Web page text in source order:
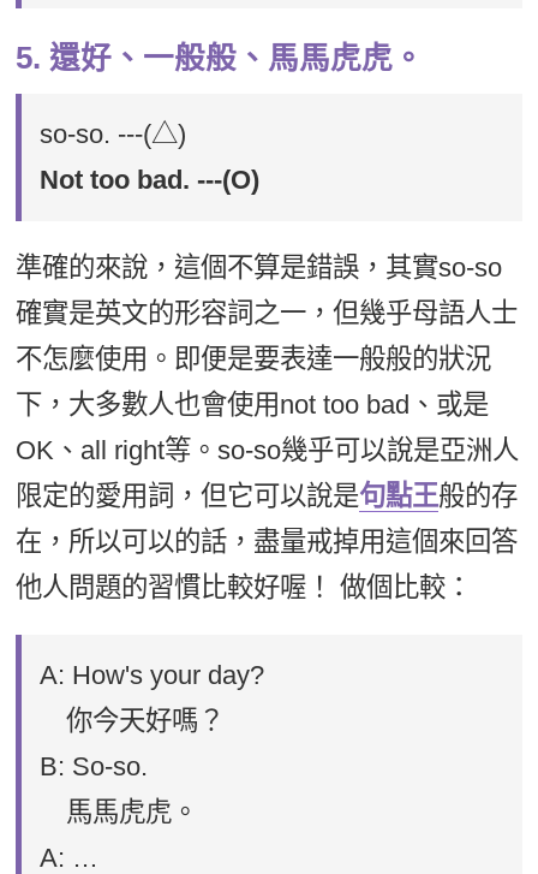
5. 還好、一般般、馬馬虎虎。
so-so. ---(△)
Not too bad. ---(O)
準確的來說，這個不算是錯誤，其實so-so
確實是英文的形容詞之一，但幾乎母語人士
不怎麼使用。即便是要表達一般般的狀況
下，大多數人也會使用not too bad、或是
OK、all right等。so-so幾乎可以說是亞洲人
限定的愛用詞，但它可以說是句點王般的存
在，所以可以的話，盡量戒掉用這個來回答
他人問題的習慣比較好喔！ 做個比較：
A: How's your day?
你今天好嗎？
B: So-so.
馬馬虎虎。
A: …